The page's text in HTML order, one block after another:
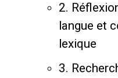
2.
langue et
lexique
3.